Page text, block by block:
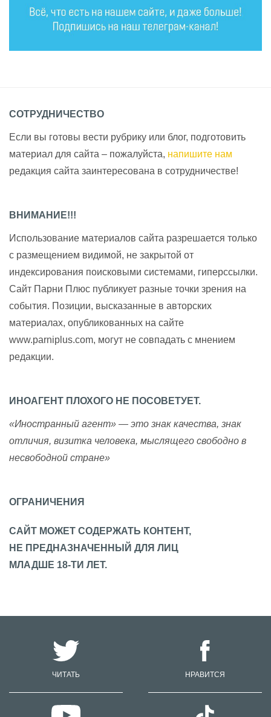
СОТРУДНИЧЕСТВО
Если вы готовы вести рубрику или блог, подготовить
материал для сайта – пожалуйста, напишите нам
редакция сайта заинтересована в сотрудничестве!
ВНИМАНИЕ!!!
Использование материалов сайта разрешается только
с размещением видимой, не закрытой от
индексирования поисковыми системами, гиперссылки.
Сайт Парни Плюс публикует разные точки зрения на
события. Позиции, высказанные в авторских
материалах, опубликованных на сайте
www.parniplus.com, могут не совпадать с мнением
редакции.
ИНОАГЕНТ ПЛОХОГО НЕ ПОСОВЕТУЕТ.
«Иностранный агент» — это знак качества, знак
отличия, визитка человека, мыслящего свободно в
несвободной стране»
ОГРАНИЧЕНИЯ
САЙТ МОЖЕТ СОДЕРЖАТЬ КОНТЕНТ,
НЕ ПРЕДНАЗНАЧЕННЫЙ ДЛЯ ЛИЦ
МЛАДШЕ 18-ТИ ЛЕТ.
ЧИТАТЬ НРАВИТСЯ